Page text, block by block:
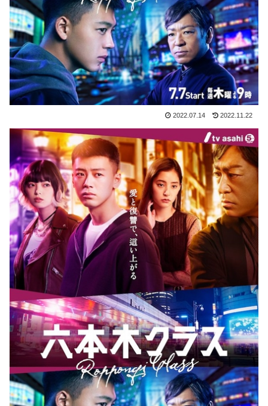
2022.07.14 2022.11.22